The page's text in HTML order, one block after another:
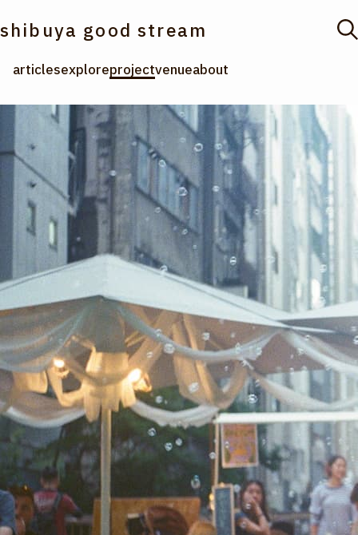
shibuya good stream
articlesexploreprojectvenueabout